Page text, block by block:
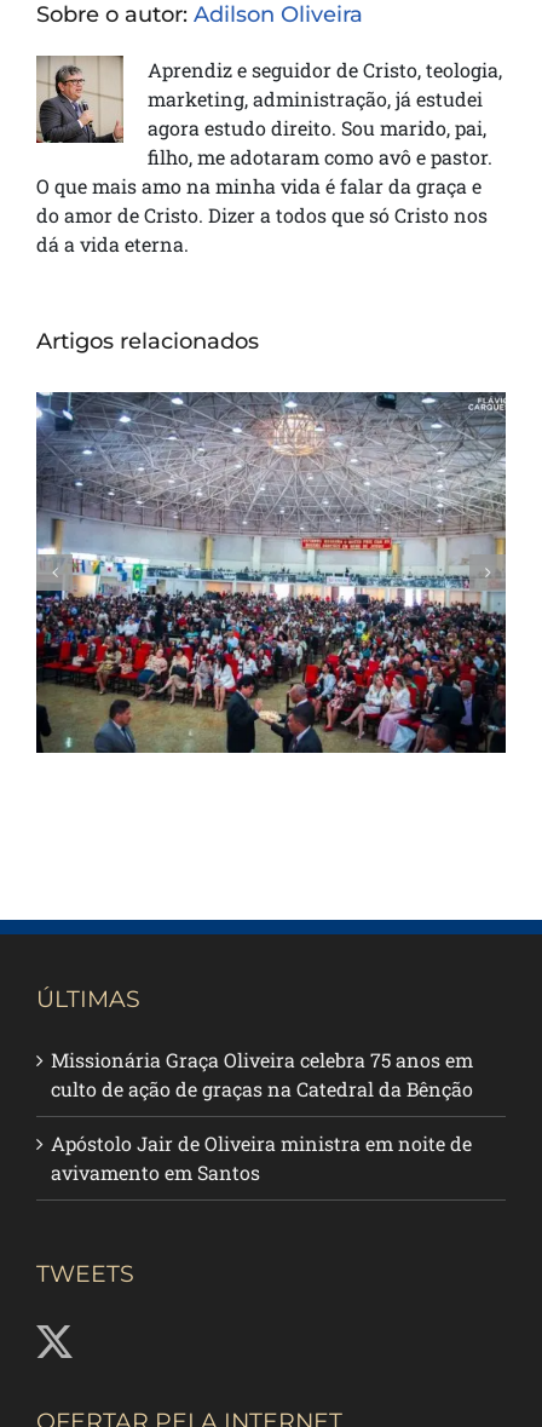
Sobre o autor: Adilson Oliveira
Aprendiz e seguidor de Cristo, teologia,
marketing, administração, já estudei
agora estudo direito. Sou marido, pai,
filho, me adotaram como avô e pastor.
O que mais amo na minha vida é falar da graça e
do amor de Cristo. Dizer a todos que só Cristo nos
dá a vida eterna.
Artigos relacionados
Santa ceia de agosto
ÚLTIMAS
Missionária Graça Oliveira celebra 75 anos em
culto de ação de graças na Catedral da Bênção
Apóstolo Jair de Oliveira ministra em noite de
avivamento em Santos
TWEETS
OFERTAR PELA INTERNET